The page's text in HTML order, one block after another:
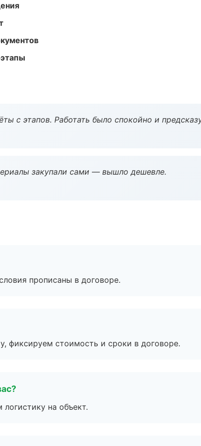
с этапов. Работать было спокойно и
закупали сами — вышло дешевле.
прописаны в договоре.
фиксируем стоимость и сроки в договоре.
на объект.